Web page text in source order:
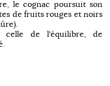
le cognac poursuit son
de fruits rouges et noirs
celle de l'équilibre, de